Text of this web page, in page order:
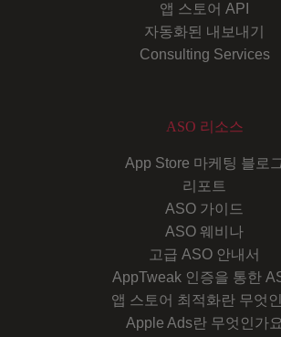
앱 스토어 API
자동화된 내보내기
Consulting Services
ASO 리소스
App Store 마케팅 블로
리포트
ASO 가이드
ASO 웨비나
고급 ASO 안내서
AppTweak 인증을 통한
앱 스토어 최적화란 무엇
Apple Ads란 무엇인가요